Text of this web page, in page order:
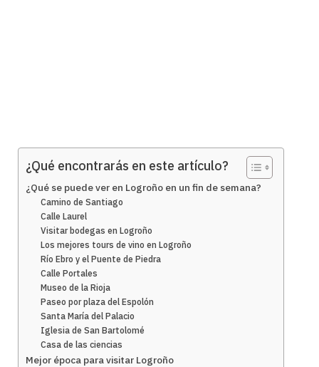
¿Qué encontrarás en este artículo?
¿Qué se puede ver en Logroño en un fin de semana?
Camino de Santiago
Calle Laurel
Visitar bodegas en Logroño
Los mejores tours de vino en Logroño
Río Ebro y el Puente de Piedra
Calle Portales
Museo de la Rioja
Paseo por plaza del Espolón
Santa María del Palacio
Iglesia de San Bartolomé
Casa de las ciencias
Mejor época para visitar Logroño